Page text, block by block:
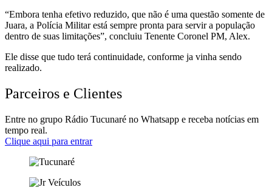
“Embora tenha efetivo reduzido, que não é uma questão somente de
Juara, a Polícia Militar está sempre pronta para servir a população
dentro de suas limitações”, concluiu Tenente Coronel PM, Alex.
Ele disse que tudo terá continuidade, conforme ja vinha sendo
realizado.
Parceiros e Clientes
Entre no grupo Rádio Tucunaré no Whatsapp e receba notícias em
tempo real.
Clique aqui para entrar